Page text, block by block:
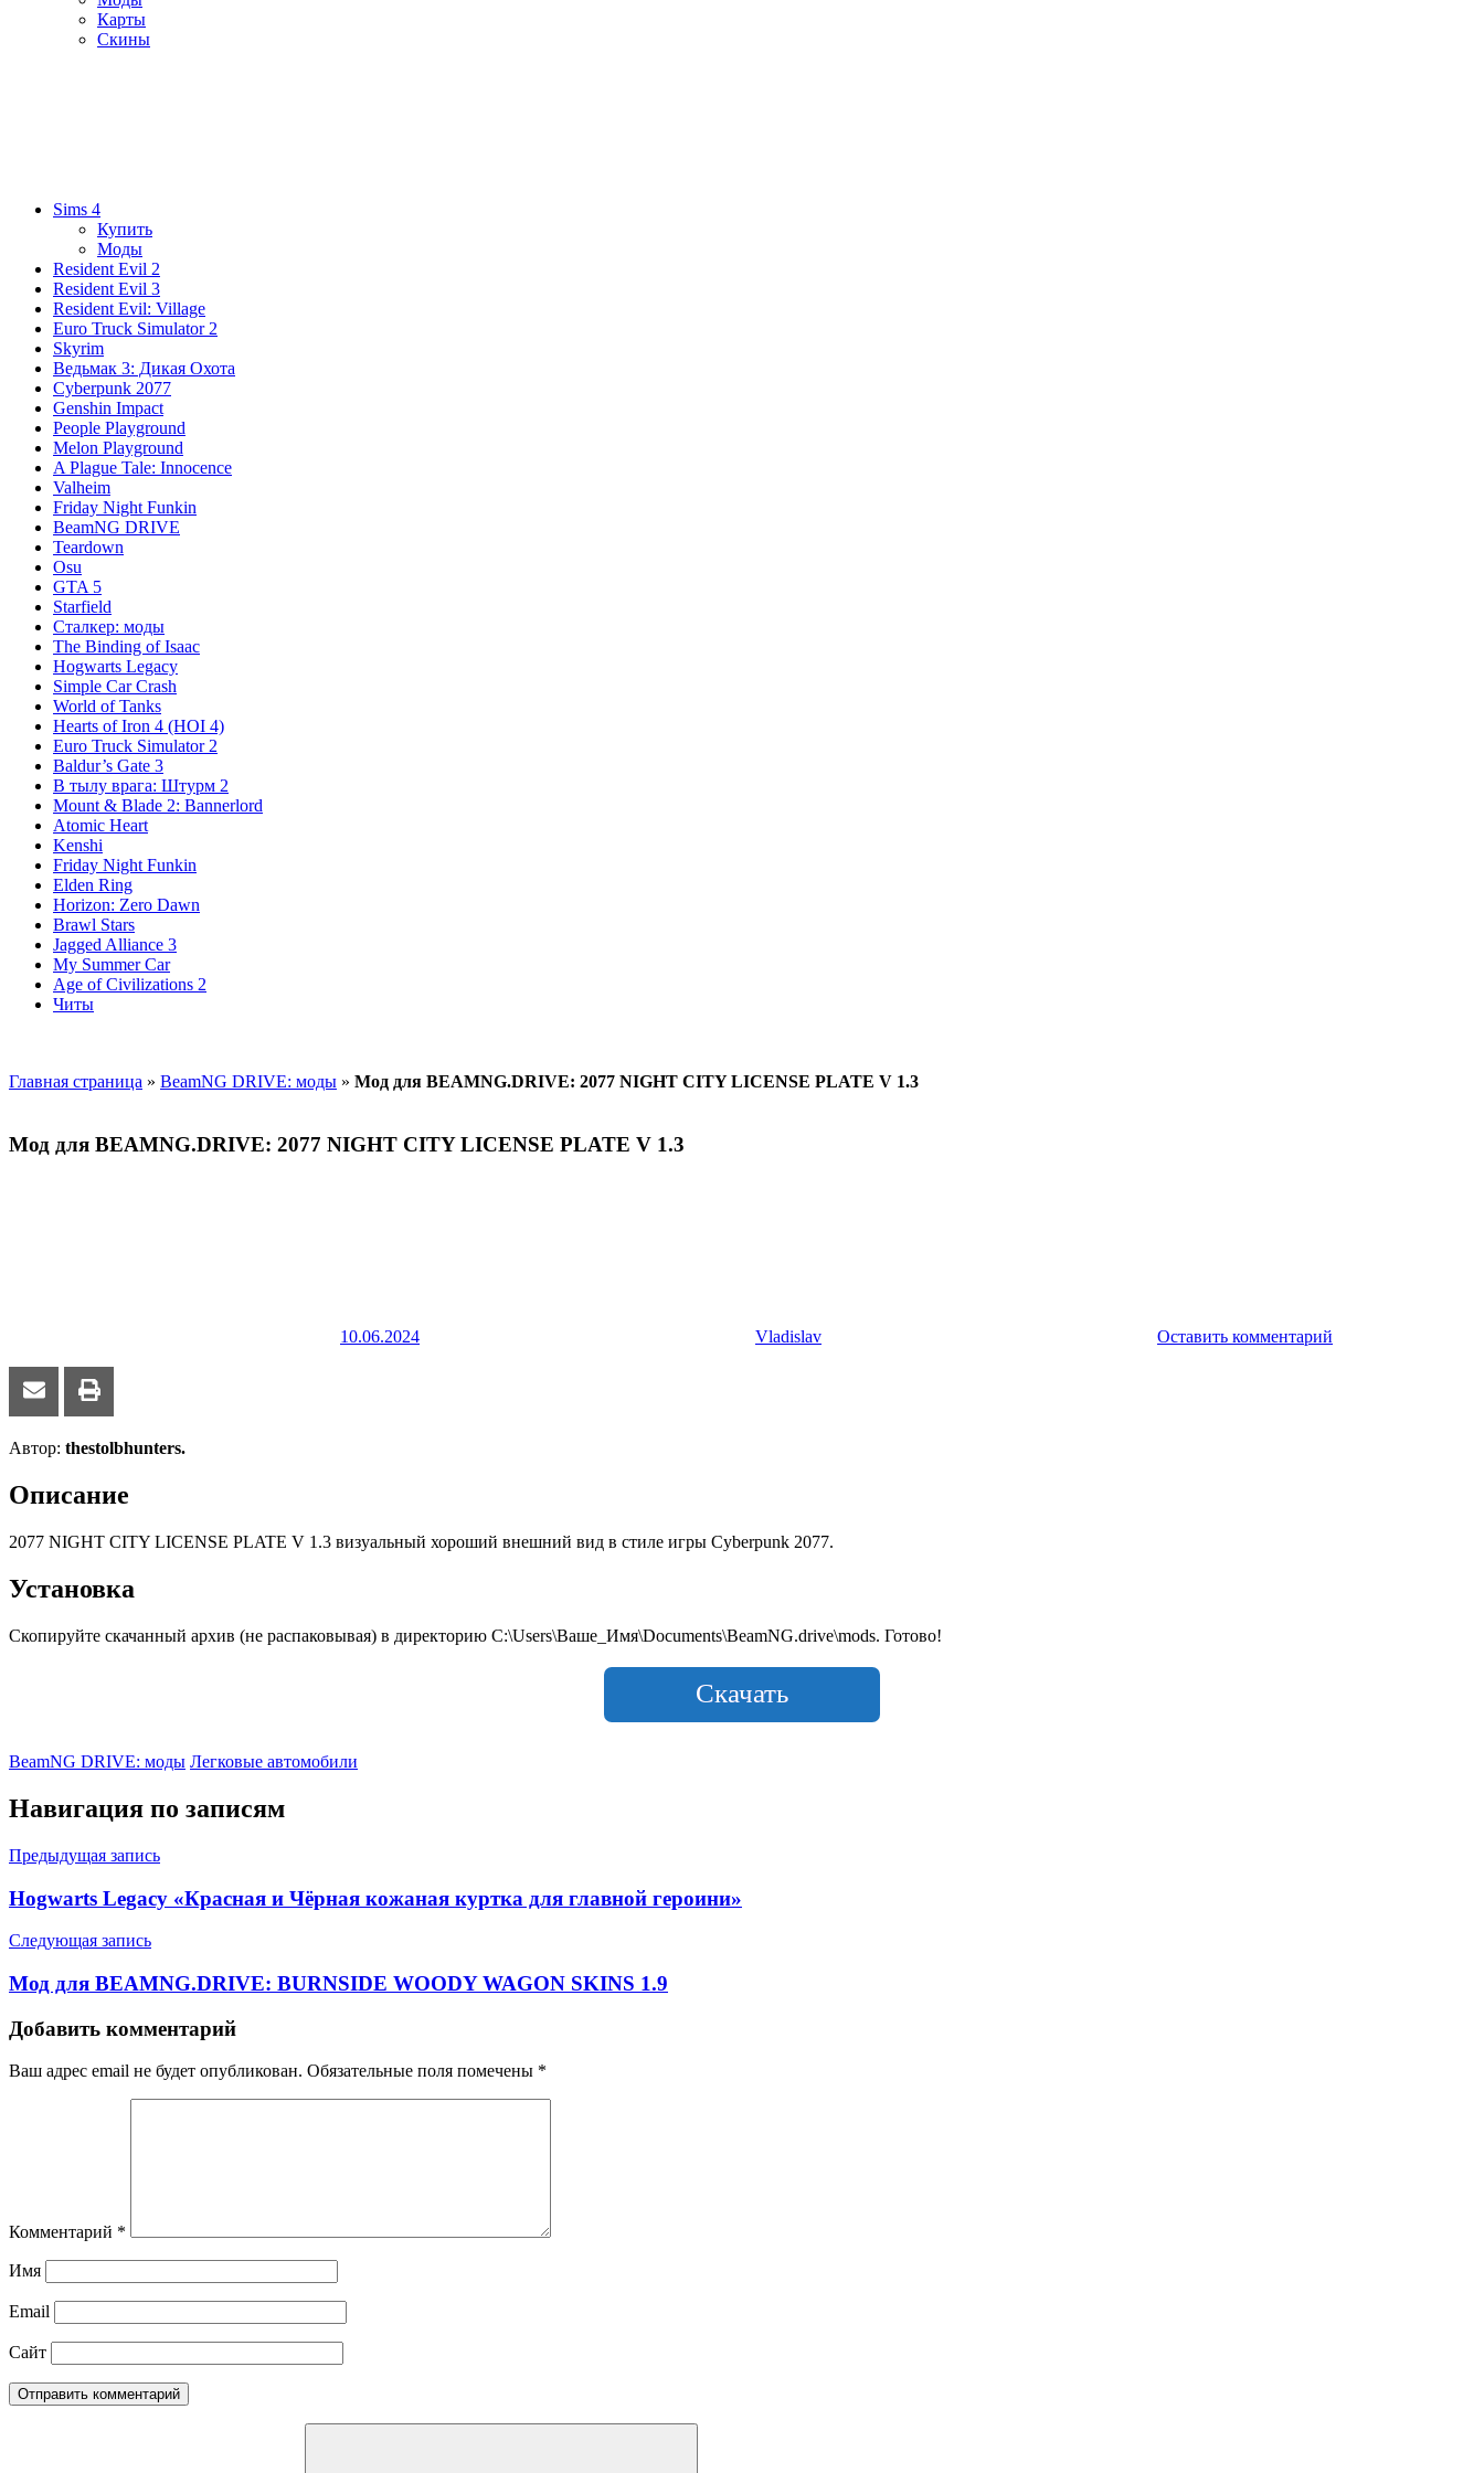
Карты
Скины
Sims 4
Купить
Моды
Resident Evil 2
Resident Evil 3
Resident Evil: Village
Euro Truck Simulator 2
Skyrim
Ведьмак 3: Дикая Охота
Cyberpunk 2077
Genshin Impact
People Playground
Melon Playground
A Plague Tale: Innocence
Valheim
Friday Night Funkin
BeamNG DRIVE
Teardown
Osu
GTA 5
Starfield
Сталкер: моды
The Binding of Isaac
Hogwarts Legacy
Simple Car Crash
World of Tanks
Hearts of Iron 4 (HOI 4)
Euro Truck Simulator 2
Baldur’s Gate 3
В тылу врага: Штурм 2
Mount & Blade 2: Bannerlord
Atomic Heart
Kenshi
Friday Night Funkin
Elden Ring
Horizon: Zero Dawn
Brawl Stars
Jagged Alliance 3
My Summer Car
Age of Civilizations 2
Читы
Главная страница » BeamNG DRIVE: моды » Мод для BEAMNG.DRIVE: 2077 NIGHT CITY LICENSE PLATE V 1.3
Мод для BEAMNG.DRIVE: 2077 NIGHT CITY LICENSE PLATE V 1.3
10.06.2024 Vladislav Оставить комментарий
Автор: thestolbhunters.
Описание
2077 NIGHT CITY LICENSE PLATE V 1.3 визуальный хороший внешний вид в стиле игры Cyberpunk 2077.
Установка
Скопируйте скачанный архив (не распаковывая) в директорию C:\Users\Ваше_Имя\Documents\BeamNG.drive\mods. Готово!
Скачать
BeamNG DRIVE: моды Легковые автомобили
Навигация по записям
Предыдущая запись
Hogwarts Legacy «Красная и Чёрная кожаная куртка для главной героини»
Следующая запись
Мод для BEAMNG.DRIVE: BURNSIDE WOODY WAGON SKINS 1.9
Добавить комментарий
Ваш адрес email не будет опубликован. Обязательные поля помечены *
Комментарий *
Имя
Email
Сайт